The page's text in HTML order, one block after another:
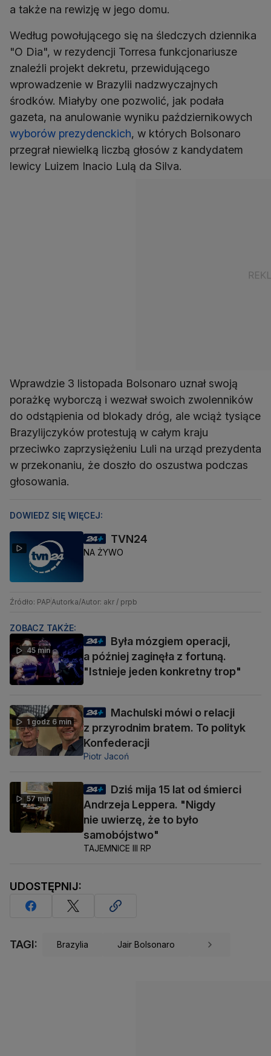
a także na rewizję w jego domu.
Według powołującego się na śledczych dziennika
"O Dia", w rezydencji Torresa funkcjonariusze
znaleźli projekt dekretu, przewidującego
wprowadzenie w Brazylii nadzwyczajnych
środków. Miałyby one pozwolić, jak podała
gazeta, na anulowanie wyniku październikowych
wyborów prezydenckich, w których Bolsonaro
przegrał niewielką liczbą głosów z kandydatem
lewicy Luizem Inacio Lulą da Silva.
Wprawdzie 3 listopada Bolsonaro uznał swoją
porażkę wyborczą i wezwał swoich zwolenników
do odstąpienia od blokady dróg, ale wciąż tysiące
Brazylijczyków protestują w całym kraju
przeciwko zaprzysiężeniu Luli na urząd prezydenta
w przekonaniu, że doszło do oszustwa podczas
głosowania.
DOWIEDZ SIĘ WIĘCEJ:
TVN24
NA ŻYWO
Źródło: PAPAutorka/Autor: akr / prpb
ZOBACZ TAKŻE:
45 min
Była mózgiem operacji,
a później zaginęła z fortuną.
"Istnieje jeden konkretny trop"
1 godz 6 min
Machulski mówi o relacji
z przyrodnim bratem. To polityk
Konfederacji
Piotr Jacoń
57 min
Dziś mija 15 lat od śmierci
Andrzeja Leppera. "Nigdy
nie uwierzę, że to było
samobójstwo"
TAJEMNICE III RP
UDOSTĘPNIJ:
TAGI: Brazylia Jair Bolsonaro